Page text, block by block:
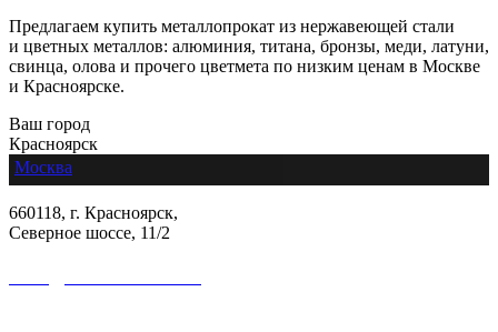
Предлагаем купить металлопрокат из нержавеющей стали
и цветных металлов: алюминия, титана, бронзы, меди, латуни,
свинца, олова и прочего цветмета по низким ценам в Москве
и Красноярске.
Ваш город
Красноярск
Москва
660118, г. Красноярск,
Северное шоссе, 11/2